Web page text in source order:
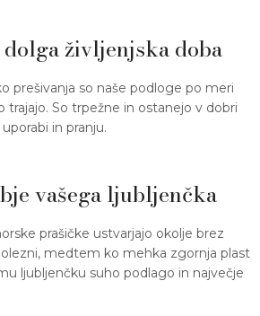
življenjska doba
prešivanja so naše podloge po meri
trajajo. So trpežne in ostanejo v dobri
in pranju.
vašega ljubljenčka
prašičke ustvarjajo okolje brez
medtem ko mehka zgornja plast
ljubljenčku suho podlago in največje